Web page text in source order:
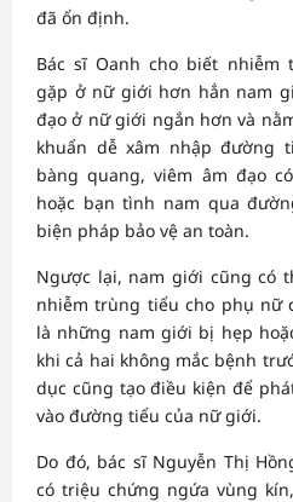
đã ổn định.
Bác sĩ Oanh cho biết
gặp ở nữ giới hơn hẳn nam
đạo ở nữ giới ngắn hơn và
khuẩn dễ xâm nhập đường
bàng quang, viêm âm đạo
hoặc bạn tình nam qua
biện pháp bảo vệ an toàn.
Ngược lại, nam giới cũng có
nhiễm trùng tiểu cho phụ nữ
là những nam giới bị hẹp
khi cả hai không mắc bệnh
dục cũng tạo điều kiện để
vào đường tiểu của nữ giới.
Do đó, bác sĩ Nguyễn Thị
có triệu chứng ngứa vùng